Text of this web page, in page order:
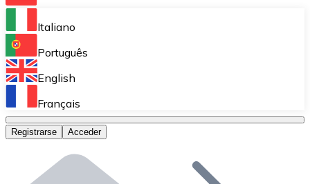
Bitnovo Ramp
Integra nuestra solución en tu plataforma.
Bitnovo Giftcards
Bitnovo OTC
Bitnovo ATM
Italiano
Português
English
Français
Registrarse Acceder